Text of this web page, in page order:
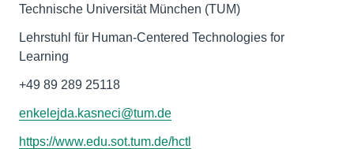
Technische Universität München (TUM)
Lehrstuhl für Human-Centered Technologies for
Learning
+49 89 289 25118
enkelejda.kasneci@tum.de
https://www.edu.sot.tum.de/hctl